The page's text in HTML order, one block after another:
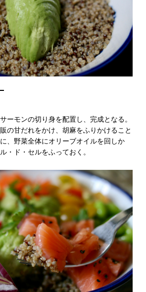
ーモンの切り身を配置し、完成となる。
の甘だれをかけ、胡麻をふりかけること
、野菜全体にオリーブオイルを回しか
・ド・セルをふっておく。